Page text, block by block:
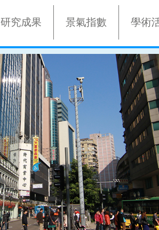
研究成果 景氣指數 學術